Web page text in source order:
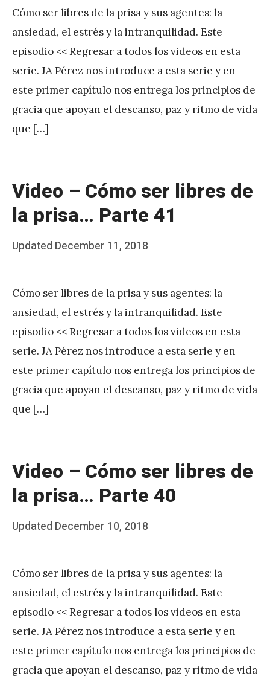
J
A
P
é
r
e
z
Cómo ser libres de la prisa y sus agentes: la
ansiedad, el estrés y la intranquilidad. Este
episodio << Regresar a todos los videos en esta
serie. JA Pérez nos introduce a esta serie y en
este primer capítulo nos entrega los principios de
gracia que apoyan el descanso, paz y ritmo de vida
que […]
Video – Cómo ser libres de
la prisa… Parte 41
Posted
Updated December 11, 2018
b
J
A
P
é
r
e
z
Cómo ser libres de la prisa y sus agentes: la
ansiedad, el estrés y la intranquilidad. Este
episodio << Regresar a todos los videos en esta
serie. JA Pérez nos introduce a esta serie y en
este primer capítulo nos entrega los principios de
gracia que apoyan el descanso, paz y ritmo de vida
que […]
Video – Cómo ser libres de
la prisa… Parte 40
Posted
Updated December 10, 2018
b
J
A
P
é
r
Cómo ser libres de la prisa y sus agentes: la
ansiedad, el estrés y la intranquilidad. Este
episodio << Regresar a todos los videos en esta
serie. JA Pérez nos introduce a esta serie y en
este primer capítulo nos entrega los principios de
gracia que apoyan el descanso, paz y ritmo de vida